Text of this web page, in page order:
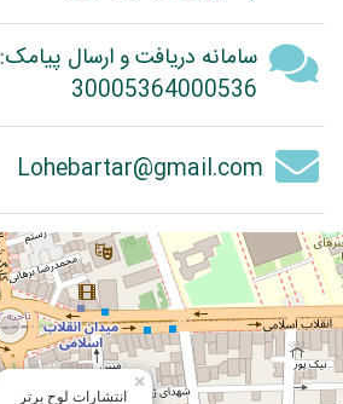
سامانه دریافت و ارسال پیامک:
30005364000536
Lohebartar@gmail.com
انتشارات لوح برتر
×